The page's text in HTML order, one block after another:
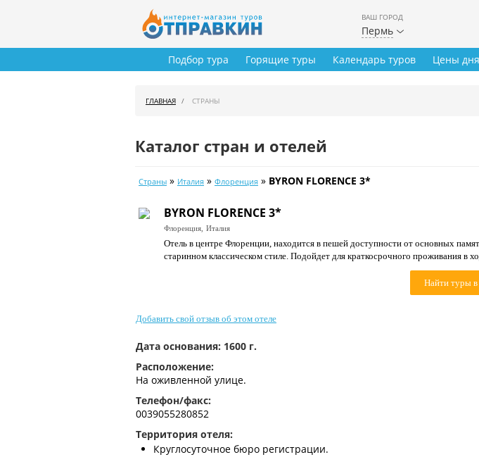
ВАШ ГОРОД
Пермь
Подбор тура Горящие туры Календарь туров Цены дня
ГЛАВНАЯ СТРАНЫ
Каталог стран и отелей
Страны » Италия » Флоренция » BYRON FLORENCE 3*
BYRON FLORENCE 3*
Флоренция, Италия
Отель в центре Флоренции, находится в пешей доступности от основных
старинном классическом стиле. Подойдет для краткосрочного проживания в
Найти туры в
Добавить свой отзыв об этом отеле
Дата основания: 1600 г.
Расположение:
На оживленной улице.
Телефон/факс:
0039055280852
Территория отеля:
Круглосуточное бюро регистрации.